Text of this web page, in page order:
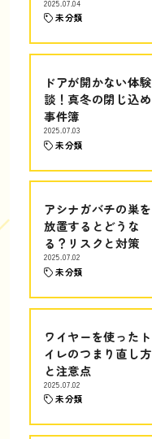
2025.07.04
未分類
ドアが開かない体験
談！真冬の閉じ込め
事件簿
2025.07.03
未分類
アシナガバチの巣を
放置するとどうな
る？リスクと対策
2025.07.02
未分類
ワイヤーを使ったト
イレのつまり直し方
と注意点
2025.07.02
未分類